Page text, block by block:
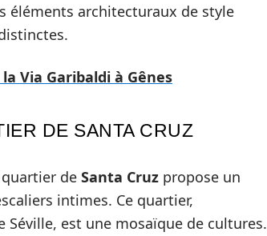
éléments architecturaux de style
Via Garibaldi à Gênes
DE SANTA CRUZ
quartier de Santa Cruz propose un
intimes. Ce quartier,
est une mosaïque de cultures.